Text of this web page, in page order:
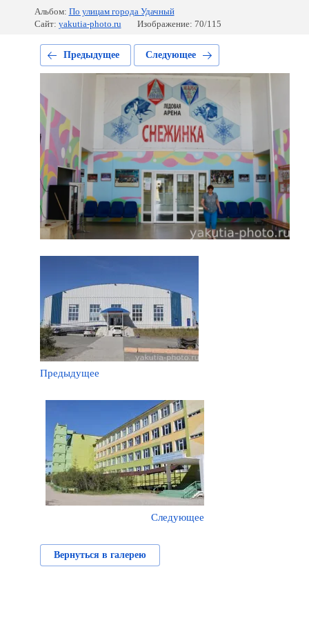
Альбом: По улицам города Удачный
Сайт: yakutia-photo.ru Изображение: 70/115
Предыдущее Следующее
Предыдущее
Следующее
Вернуться в галерею